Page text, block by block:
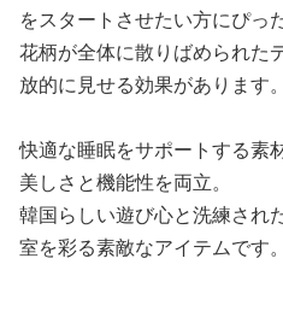
をスタートさせたい方にぴった
花柄が全体に散りばめられた
放的に見せる効果があります。
快適な睡眠をサポートする素
美しさと機能性を両立。
韓国らしい遊び心と洗練され
室を彩る素敵なアイテムです。